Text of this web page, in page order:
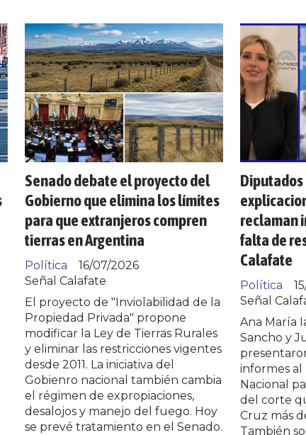
Senado debate el proyecto del
Gobierno que elimina los límites
para que extranjeros compren
tierras en Argentina
Señal Calafate
Política 16/07/2026
El proyecto de "Inviolabilidad de la
Propiedad Privada" propone
modificar la Ley de Tierras Rurales
y eliminar las restricciones vigentes
desde 2011. La iniciativa del
Gobienro nacional también cambia
el régimen de expropiaciones,
desalojos y manejo del fuego. Hoy
se prevé tratamiento en el Senado.
reclaman
falta de
Calafate
Señal
Política
Ana María
Sancho y
informes
Nacional
del corte
Cruz más
También